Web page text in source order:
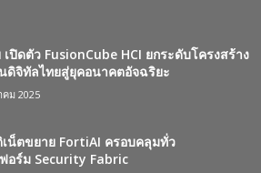
เปิดตัว FusionCube HCI ยกระดับโครงสร้าง
ดิจิทัลไทยสู่ยุคอนาคตอัจฉริยะ
คม 2025
เน็ตขยาย FortiAI ครอบคลุมทั่ว
อร์ม Security Fabric